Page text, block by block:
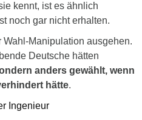
kennt, ist es ähnlich
noch gar nicht erhalten.
Manipulation ausgehen.
Deutsche hätten
anders gewählt, wenn
hätte.
Ingenieur